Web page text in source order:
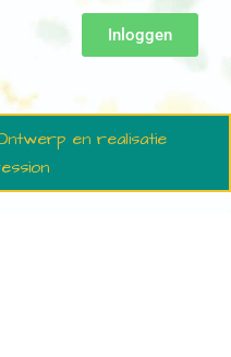
Inloggen
en realisatie